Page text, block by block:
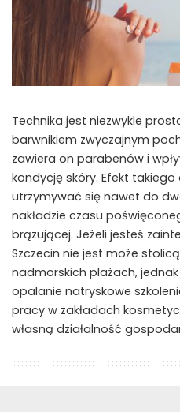
Technika jest niezwykle
barwnikiem zwyczajnym
zawiera on parabenów i
kondycję skóry. Efekt
utrzymywać się nawet do
nakładzie czasu
brązującej. Jeżeli jesteś
Szczecin nie jest może
nadmorskich plażach,
opalanie natryskowe
pracy w zakładach
własną działalność